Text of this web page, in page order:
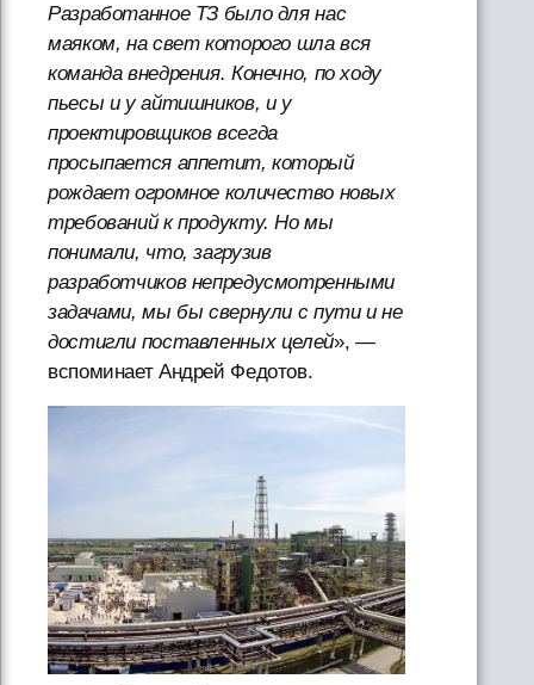
Разработанное ТЗ было для нас
маяком, на свет которого шла вся
команда внедрения. Конечно, по ходу
пьесы и у айтишников, и у
проектировщиков всегда
просыпается аппетит, который
рождает огромное количество новых
требований к продукту. Но мы
понимали, что, загрузив
разработчиков непредусмотренными
задачами, мы бы свернули с пути и не
достигли поставленных целей», —
вспоминает Андрей Федотов.